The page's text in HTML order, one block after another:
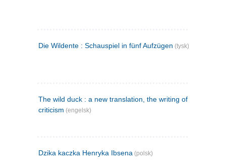
Die Wildente : Schauspiel in fünf Aufzügen (tysk)
The wild duck : a new translation, the writing of the play,
criticism (engelsk)
Dzika kaczka Henryka Ibsena (polsk)